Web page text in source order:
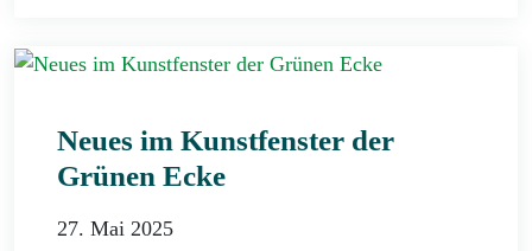
Neues im Kunstfenster der
Grünen Ecke
27. Mai 2025